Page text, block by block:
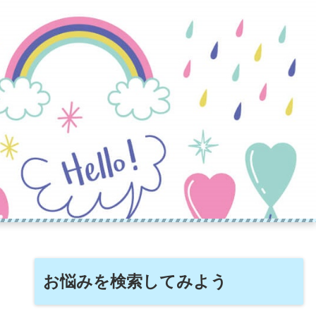
お悩みを検索してみよう